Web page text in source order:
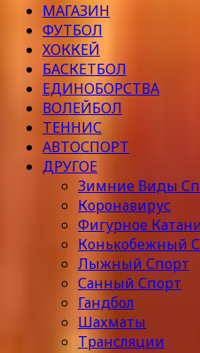
МАГАЗИН
ФУТБОЛ
ХОККЕЙ
БАСКЕТБОЛ
ЕДИНОБОРСТВА
ВОЛЕЙБОЛ
ТЕННИС
АВТОСПОРТ
ДРУГОЕ
Зимние Виды
Коронавирус
Фигурное
Конькобежный
Лыжный Спорт
Санный Спорт
Гандбол
Шахматы
Трансляции